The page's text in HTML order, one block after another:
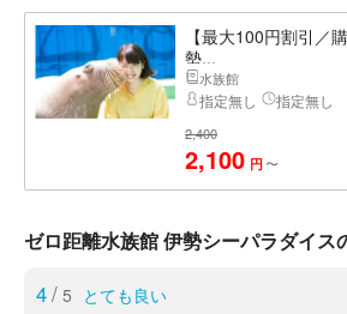
【最大100円割引／
勢...
水族館
指定無し 指定無し
2,400
2,100 円 〜
ゼロ距離水族館 伊勢シーパラダイス
4/ 5 とても良い